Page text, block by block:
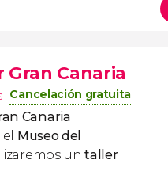
Canaria
Cancelación gratuita
Canaria
el Museo del
untaller